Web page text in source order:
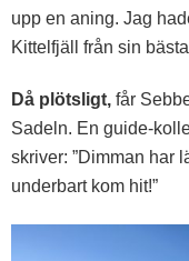
upp en aning. Jag
Kittelfjäll från sin bästa
Då plötsligt, får
Sadeln. En guide-
skriver: ”Dimman har
underbart kom hit!”